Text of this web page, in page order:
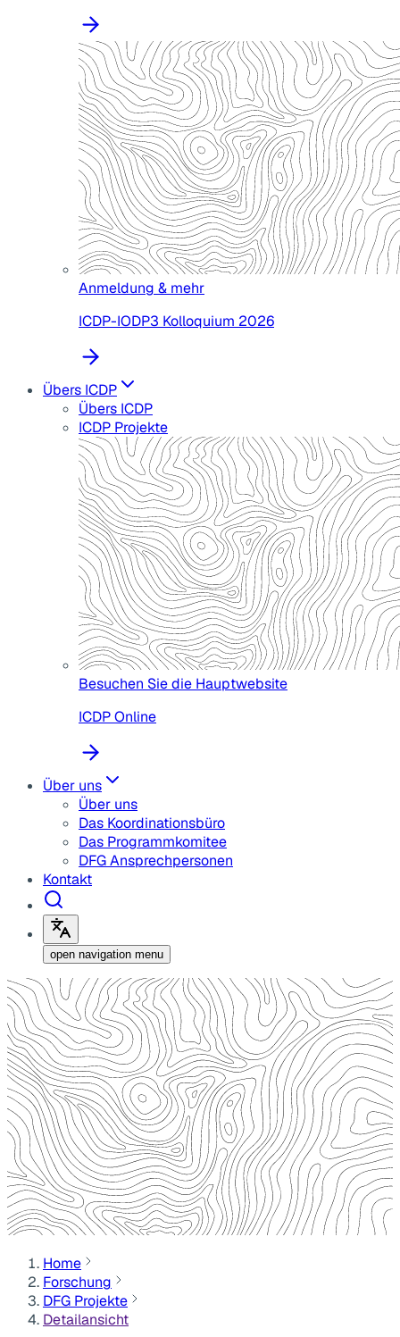
Anmeldung & mehr
ICDP-IODP3 Kolloquium 2026
Übers ICDP
Übers ICDP
ICDP Projekte
Besuchen Sie die Hauptwebsite
ICDP Online
Über uns
Über uns
Das Koordinationsbüro
Das Programmkomitee
DFG Ansprechpersonen
Kontakt
open navigation menu
Home
Forschung
DFG Projekte
Detailansicht